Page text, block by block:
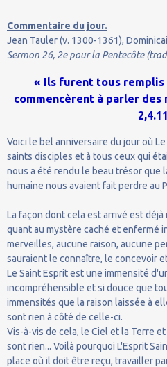
Commentaire du jour.
Jean Tauler (v. 1300-1361),
Sermon 26, 2e pour la Pentecôte
« Ils furent tous
commencèrent à parler
Voici le bel anniversaire du jour où
saints disciples et à tous ceux qui
nous a été rendu le beau trésor que
humaine nous avaient fait perdre au
La façon dont cela est arrivé est
quant au mystère caché et enfermé
merveilles, aucune raison, aucune
sauraient le connaître, le concevoir
Le Saint Esprit est une immensité
incompréhensible et si douce que
immensités que la raison laissée à
sont rien à côté de celle-ci.
Vis-à-vis de cela, le Ciel et la Terre
sont rien... Voilà pourquoi L'Esprit
place où il doit être reçu, travailler